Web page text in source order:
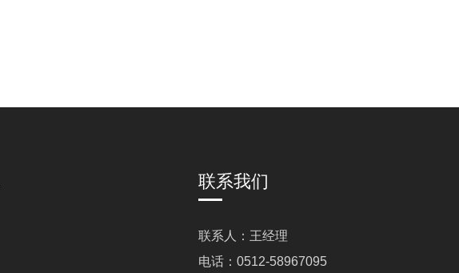
联系我们
联系人：王经理
电话：0512-58967095